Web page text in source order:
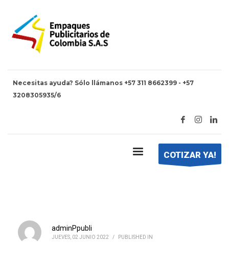
Necesitas ayuda? Sólo llámanos +57 311 8662399 - +57
3208305935/6
COTIZAR YA!
HOME EMPAQUE AL VACÍO – PLÁSTICOS PUBLICITARIOS
publicitarios
adminPpubli
JUEVES, 02 JUNIO 2022 / PUBLISHED IN